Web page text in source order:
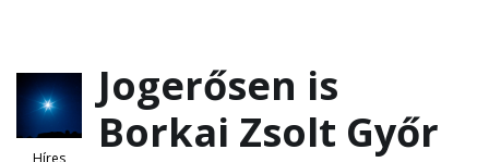
Híres
Jogerősen is
Borkai Zsolt Győr